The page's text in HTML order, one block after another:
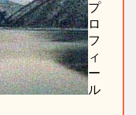
プ
ロ
フ
ィ
ー
ル